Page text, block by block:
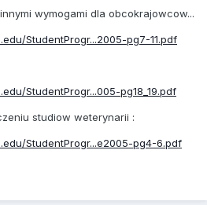
wymogami dla obcokrajowcow...
StudentProgr...2005-pg7-11.pdf
StudentProgr...005-pg18_19.pdf
studiow weterynarii :
StudentProgr...e2005-pg4-6.pdf